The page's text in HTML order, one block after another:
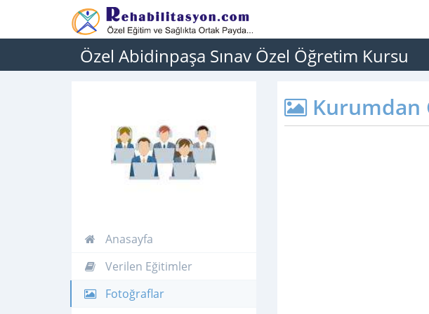
Özel Abidinpaşa Sınav Özel Öğretim Kursu
Anasayfa
Verilen Eğitimler
Fotoğraflar
Kurumdan